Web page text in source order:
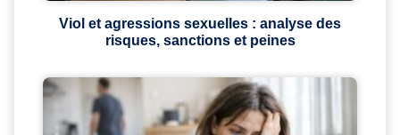
Viol et agressions sexuelles : analyse des
risques, sanctions et peines